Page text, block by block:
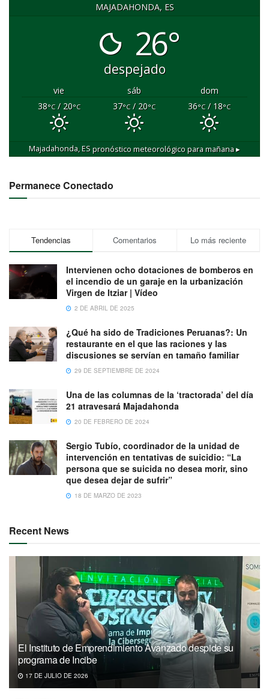
MAJADAHONDA, ES
26°
despejado
vie sáb
dom
38°C/ 20°C 37°C/ 20°C 36°C/ 18°C
Majadahonda, ESpronóstico meteorológico para mañana ▸
Permanece Conectado
Tendencias Comentarios Lo más reciente
Intervienen ocho dotaciones de bomberos en
el incendio de un garaje en la urbanización
Virgen de Itziar | Vídeo
2 DE ABRIL DE 2025
¿Qué ha sido de Tradiciones Peruanas?: Un
restaurante en el que las raciones y las
discusiones se servían en tamaño familiar
29 DE SEPTIEMBRE DE 2024
Una de las columnas de la ‘tractorada’ del día
21 atravesará Majadahonda
20 DE FEBRERO DE 2024
Sergio Tubío, coordinador de la unidad de
intervención en tentativas de suicidio: “La
persona que se suicida no desea morir, sino
que desea dejar de sufrir”
18 DE MARZO DE 2023
Recent News
El Instituto de Emprendimiento Avanzado despide su
programa de Incibe
17 DE JULIO DE 2026